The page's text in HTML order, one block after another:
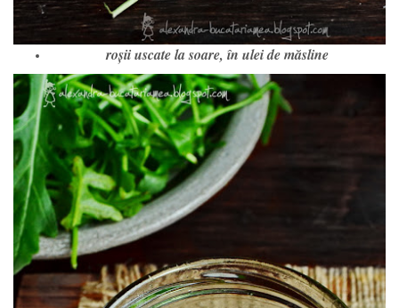
roșii uscate la soare, în ulei de măsline